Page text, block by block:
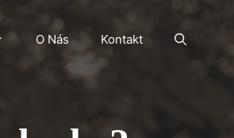
O Nás Kontakt